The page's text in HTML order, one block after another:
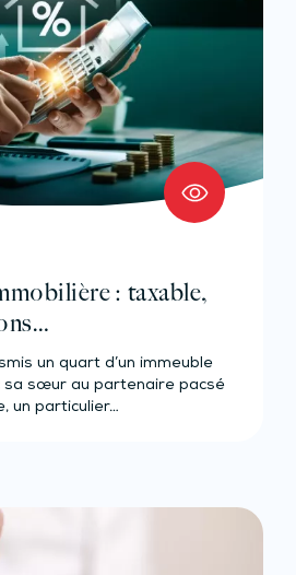
: taxable,
un quart d’un immeuble
sa sœur au partenaire pacsé
un particulier…